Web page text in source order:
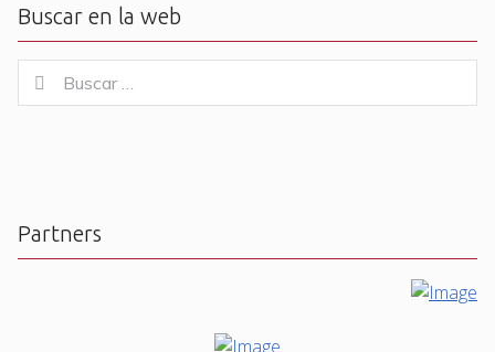
Buscar en la web
for:
Buscar
Partners